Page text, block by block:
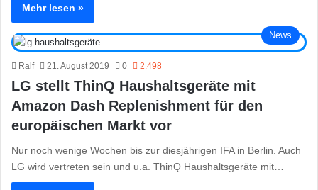
Mehr lesen »
News
Ralf 21. August 2019 0 2.498
LG stellt ThinQ Haushaltsgeräte mit
Amazon Dash Replenishment für den
europäischen Markt vor
Nur noch wenige Wochen bis zur diesjährigen IFA in Berlin. Auch
LG wird vertreten sein und u.a. ThinQ Haushaltsgeräte mit…